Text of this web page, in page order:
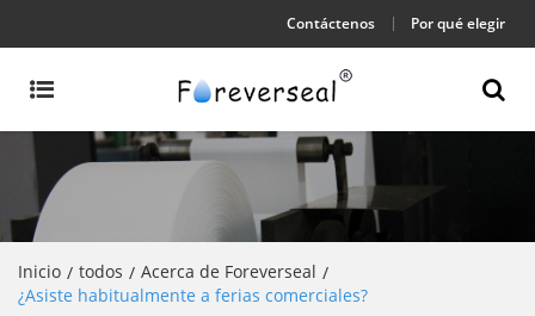
Contáctenos Por qué elegir
Inicio / todos / Acerca de Foreverseal /
¿Asiste habitualmente a ferias comerciales?